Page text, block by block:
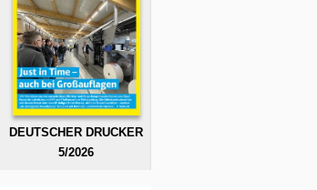
DEUTSCHER DRUCKER
5/2026